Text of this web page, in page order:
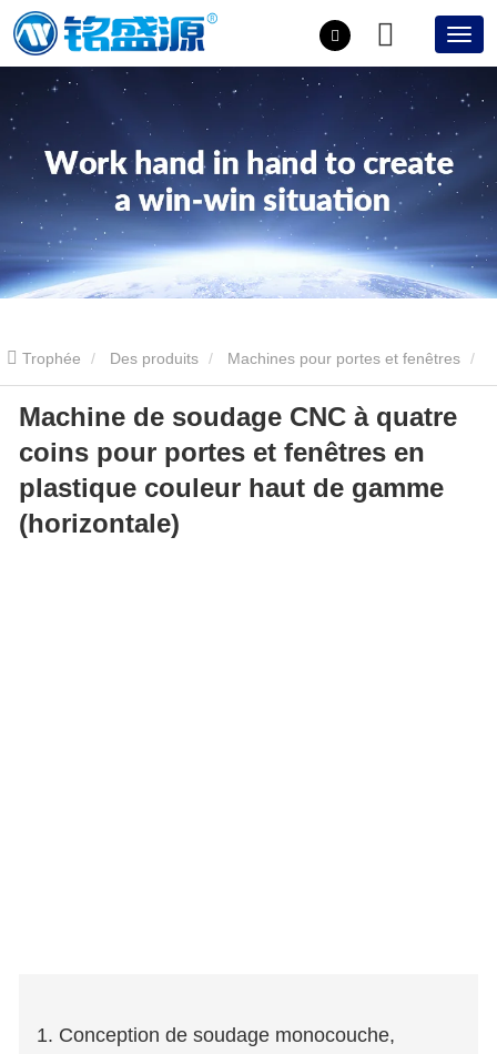
Trophée Des produits Machines pour portes et fenêtres
Machine de soudage CNC à quatre coins pour portes et fenêtres en
plastique couleur haut de gamme (horizontale)
Machine de soudage CNC à quatre
coins pour portes et fenêtres en
plastique couleur haut de gamme
(horizontale)
1. Conception de soudage monocouche,